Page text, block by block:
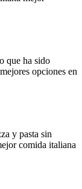
que ha sido
opciones en
y pasta sin
comida italiana